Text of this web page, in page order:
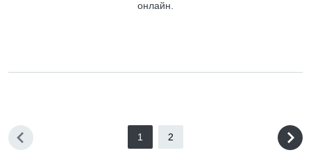
онлайн.
1 2